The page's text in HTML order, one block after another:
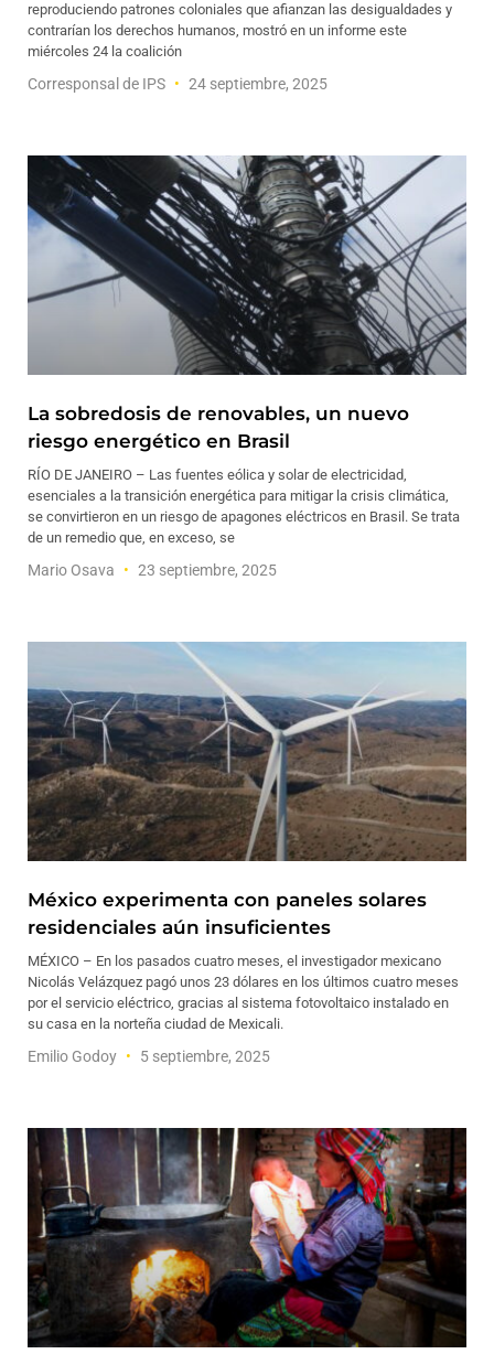
reproduciendo patrones coloniales que afianzan las desigualdades y
contrarían los derechos humanos, mostró en un informe este
miércoles 24 la coalición
Corresponsal de IPS 24 septiembre, 2025
La sobredosis de renovables, un nuevo
riesgo energético en Brasil
RÍO DE JANEIRO – Las fuentes eólica y solar de electricidad,
esenciales a la transición energética para mitigar la crisis climática,
se convirtieron en un riesgo de apagones eléctricos en Brasil. Se trata
de un remedio que, en exceso, se
Mario Osava 23 septiembre, 2025
México experimenta con paneles solares
residenciales aún insuficientes
MÉXICO – En los pasados cuatro meses, el investigador mexicano
Nicolás Velázquez pagó unos 23 dólares en los últimos cuatro meses
por el servicio eléctrico, gracias al sistema fotovoltaico instalado en
su casa en la norteña ciudad de Mexicali.
Emilio Godoy 5 septiembre, 2025